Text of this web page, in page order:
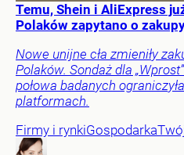
Temu, Shein i AliExpress
Polaków zapytano o
Nowe unijne cła zmieniły
Polaków. Sondaż dla
połowa badanych
platformach.
Firmy i rynkiGospodarka